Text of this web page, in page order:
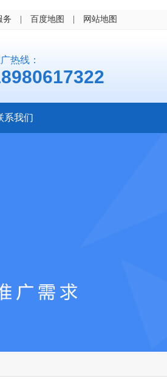
务 百度地图 网站地图
热线：
系我们